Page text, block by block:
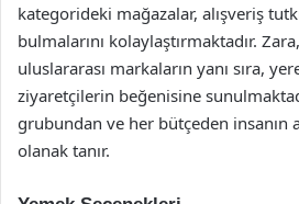
kategorideki mağazalar, alışveriş
bulmalarını kolaylaştırmaktadır.
uluslararası markaların yanı sıra,
ziyaretçilerin beğenisine
grubundan ve her bütçeden insanın
olanak tanır.